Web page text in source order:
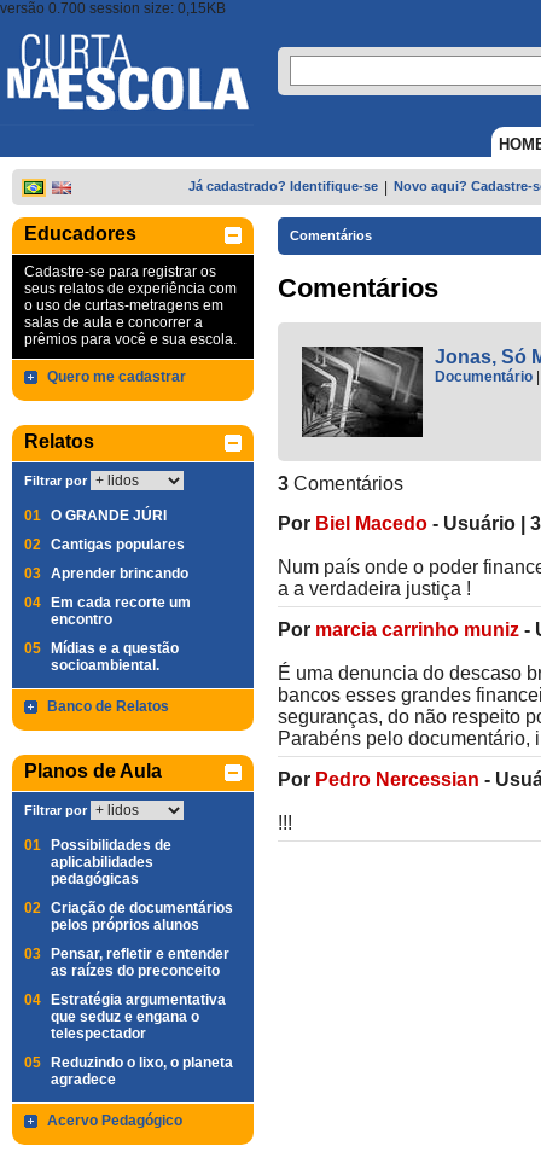
versão 0.700 session size: 0,15KB
Já cadastrado? Identifique-se Novo aqui? Cadastre-
Educadores
Cadastre-se para registrar os
seus relatos de experiência com
o uso de curtas-metragens em
salas de aula e concorrer a
prêmios para você e sua escola.
Quero me cadastrar
Relatos
Filtrar por
01 O GRANDE JÚRI
02 Cantigas populares
03 Aprender brincando
04
Em cada recorte um
encontro
05
Mídias e a questão
socioambiental.
Banco de Relatos
Planos de Aula
Filtrar por
01
Possibilidades de
aplicabilidades
pedagógicas
02 Criação de documentários
pelos próprios alunos
03
Pensar, refletir e entender
as raízes do preconceito
04
Estratégia argumentativa
que seduz e engana o
telespectador
05
Reduzindo o lixo, o planeta
agradece
Acervo Pedagógico
Comentários
Comentários
Jonas, Só
Documentário
3 Comentários
Por Biel Macedo - Usuário
Num país onde o poder
a a verdadeira justiça !
Por marcia carrinho muniz -
É uma denuncia do descaso
bancos esses grandes
seguranças, do não respeito
Parabéns pelo documentário,
Por Pedro Nercessian -
!!!